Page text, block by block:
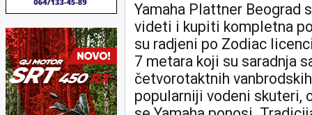
Yamaha Plattner Beograd
videti i kupiti kompletna
su radjeni po Zodiac
7 metara koji su saradnja
četvorotaktnih
popularniji vodeni skuteri,